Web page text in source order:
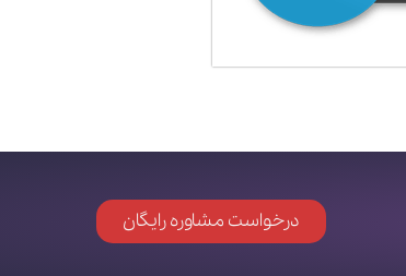
درخواست مشاوره رایگان